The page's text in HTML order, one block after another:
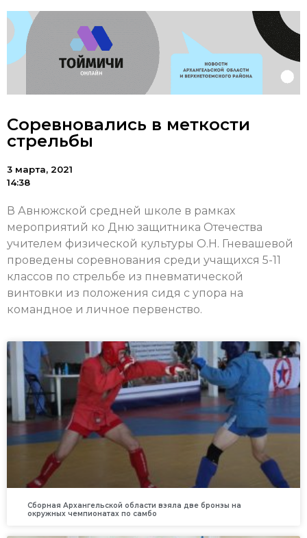
Соревновались в меткости
стрельбы
3 марта, 2021
14:38
В Авнюжской средней школе в рамках
мероприятий ко Дню защитника Отечества
учителем физической культуры О.Н. Гневашевой
проведены соревнования среди учащихся 5-11
классов по стрельбе из пневматической
винтовки из положения сидя с упора на
командное и личное первенство.
Сборная Архангельской области взяла две бронзы на
окружных чемпионатах по самбо